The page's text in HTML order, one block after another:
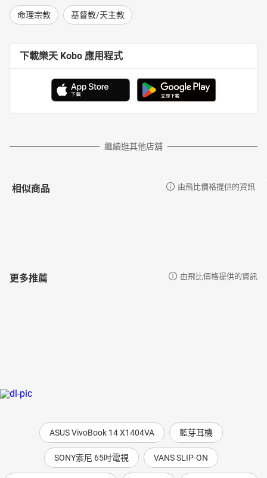
副總編
克理斯托弗‧霍爾（Christopher A. Hall）博士
授。
約珥‧埃洛斯基（Joel Elowsky）
約珥‧斯坎德雷特（Joel Scandrett）
邁克爾‧格拉普（Michael Glerup）
沃倫‧羅伯遜（Warren Robertson）
的一套註釋以中文面世。古代教父的文字含義豐富、充滿智慧，對
幫助現代人掌握經文的歷史處境有莫大裨益，使我們更能發現聖經
──聶基道都主教 正教會君士坦丁堡宗主教聖統‧前香港及東南亞都
「《古代基督信仰聖經註釋叢書》的中文版即將問世，這對中華基
督信徒是天大喜訊。現代學者註釋聖經的書籍多不勝數，但在這麼
多的聲音中，教父和初期教會的著作和講道詞像是一陣清風，他們
帶領二十一世紀的我們回到信仰的泉源。教父和初期教會的牧者是
命理宗教 基督教/天主教
下載樂天 Kobo 應用程式
繼續逛其他店舖
相似商品 由飛比價格提供的資訊
更多推薦 由飛比價格提供的資訊
ASUS VivoBook 14 X1404VA 藍芽耳機
SONY索尼 65吋電視 VANS SLIP-ON